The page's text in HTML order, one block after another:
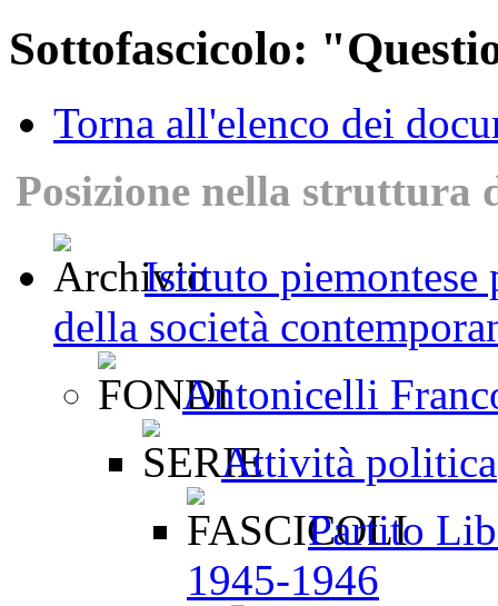
Sottofascicolo:
Torna all'elenco dei
Posizione nella struttura
Istituto piemontese
della società
Antonicelli
Attività politica
Partito
1945-1946